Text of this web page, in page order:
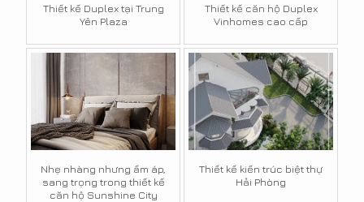
Thiết kế Duplex tại Trung
Yên Plaza
Thiết kế căn hộ Duplex
Vinhomes cao cấp
Nhẹ nhàng nhưng ấm áp,
sang trọng trong thiết kế
căn hộ Sunshine City
Thiết kế kiến trúc biệt thự
Hải Phòng